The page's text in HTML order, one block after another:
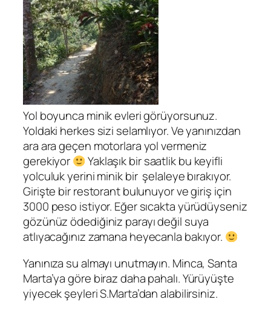
Yol boyunca minik evleri görüyorsunuz.
Yoldaki herkes sizi selamlıyor. Ve yanınızdan
ara ara geçen motorlara yol vermeniz
gerekiyor
Yaklaşık bir saatlik bu keyifli
yolculuk yerini minik bir şelaleye bırakıyor.
Girişte bir restorant bulunuyor ve giriş için
3000 peso istiyor. Eğer sıcakta yürüdüyseniz
gözünüz ödediğiniz parayı değil suya
atlıyacağınız zamana heyecanla bakıyor.
Yanınıza su almayı unutmayın. Minca, Santa
Marta’ya göre biraz daha pahalı. Yürüyüşte
yiyecek şeyleri S.Marta’dan alabilirsiniz.